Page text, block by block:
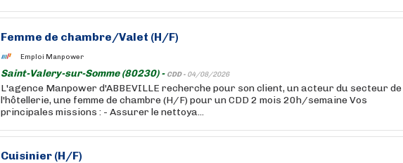
Femme de chambre/Valet (H/F)
Emploi Manpower
Saint-Valery-sur-Somme (80230) - CDD - 04/08/2026
L'agence Manpower d'ABBEVILLE recherche pour son client, un acteur du secteur de
l'hôtellerie, une femme de chambre (H/F) pour un CDD 2 mois 20h/semaine Vos
principales missions : - Assurer le nettoya...
Cuisinier (H/F)